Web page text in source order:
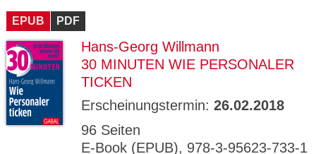
EPUB PDF
Hans-Georg Willmann
30 MINUTEN WIE PERSONALER
TICKEN
Erscheinungstermin: 26.02.2018
96 Seiten
E-Book (EPUB), 978-3-95623-733-1